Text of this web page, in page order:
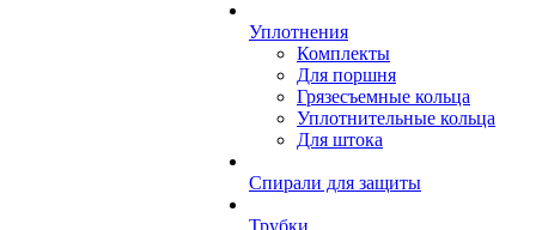
Уплотнения
Комплекты
Для поршня
Грязесъемные кольца
Уплотнительные кольца
Для штока
Спирали для защиты
Трубки